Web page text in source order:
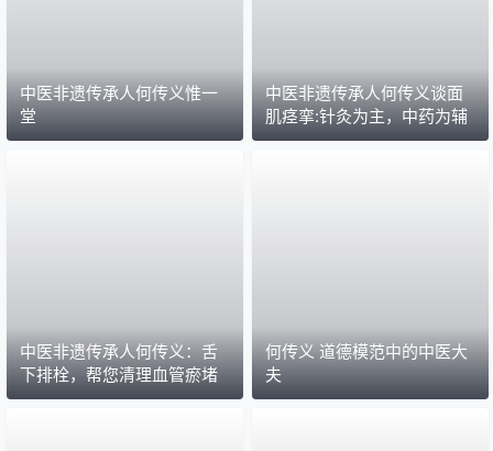
中医非遗传承人何传义惟一
堂
中医非遗传承人何传义谈面
肌痉挛:针灸为主，中药为辅
中医非遗传承人何传义：舌
下排栓，帮您清理血管瘀堵
何传义 道德模范中的中医大
夫